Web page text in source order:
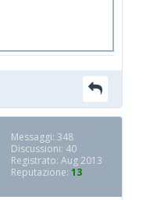
Messaggi: 348
Discussioni: 40
Registrato: Aug 2013
Reputazione: 13